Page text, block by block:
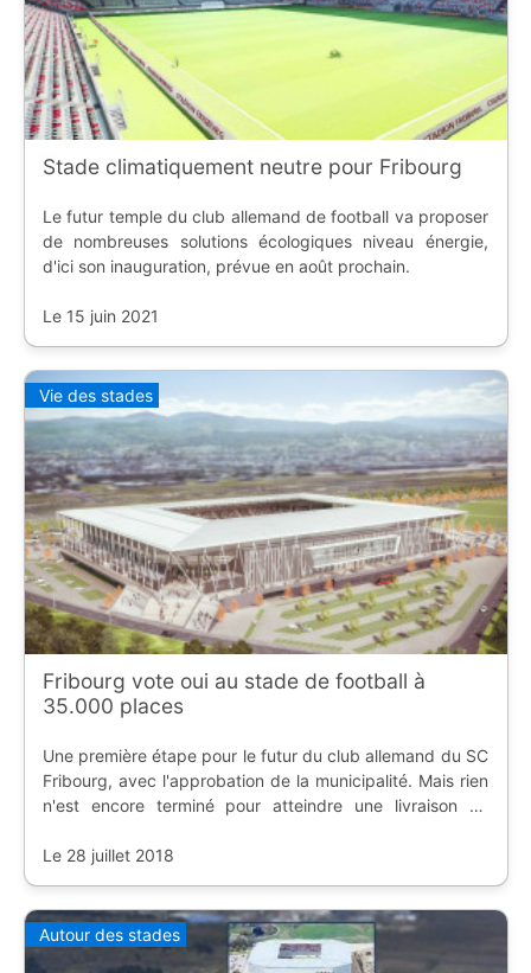
Stade climatiquement neutre pour Fribourg
Le futur temple du club allemand de football va proposer
de nombreuses solutions écologiques niveau énergie,
d'ici son inauguration, prévue en août prochain.
Le 15 juin 2021
Vie des stades
Fribourg vote oui au stade de football à
35.000 places
Une première étape pour le futur du club allemand du SC
Fribourg, avec l'approbation de la municipalité. Mais rien
n'est encore terminé pour atteindre une livraison en
Le 28 juillet 2018
Autour des stades